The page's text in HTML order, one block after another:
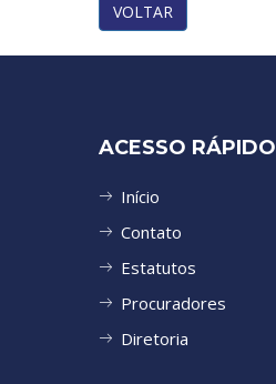
VOLTAR
ACESSO RÁPIDO
Início
Contato
Estatutos
Procuradores
Diretoria